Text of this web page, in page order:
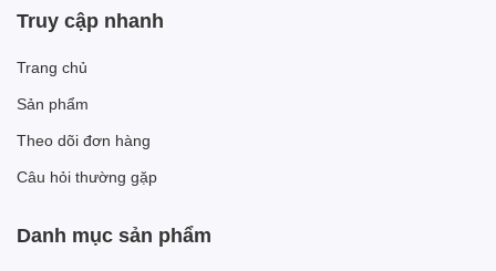
Truy cập nhanh
Trang chủ
Sản phẩm
Theo dõi đơn hàng
Câu hỏi thường gặp
Danh mục sản phẩm